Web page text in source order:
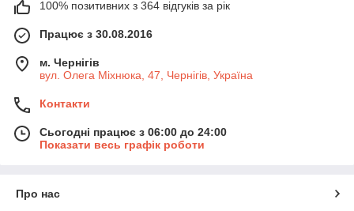
100% позитивних з 364 відгуків за рік
Працює з 30.08.2016
м. Чернігів
вул. Олега Міхнюка, 47, Чернігів, Україна
Контакти
Сьогодні працює з 06:00 до 24:00
Показати весь графік роботи
Про нас